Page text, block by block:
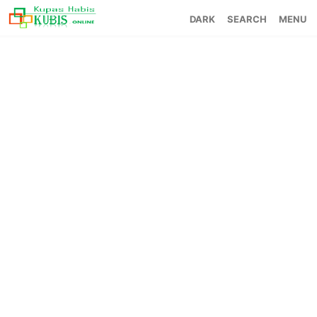
SEARCH MENU